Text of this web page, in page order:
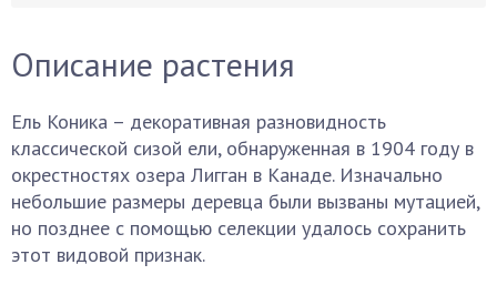
Описание растения
Ель Коника – декоративная разновидность
классической сизой ели, обнаруженная в 1904 году в
окрестностях озера Лигган в Канаде. Изначально
небольшие размеры деревца были вызваны мутацией,
но позднее с помощью селекции удалось сохранить
этот видовой признак.